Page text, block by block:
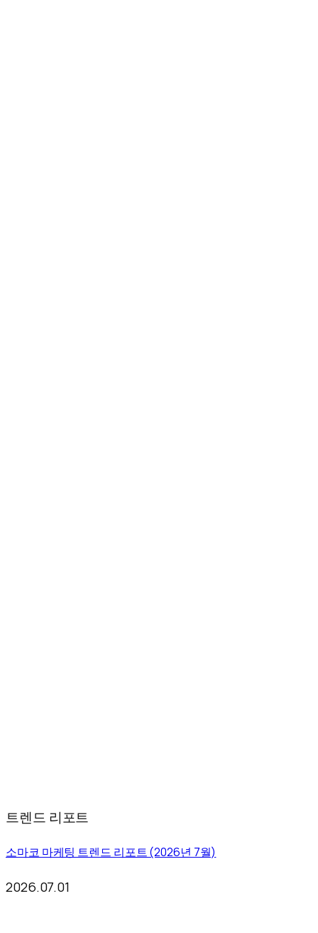
트렌드 리포트
소마코 마케팅 트렌드 리포트 (2026년 7월)
2026.07.01